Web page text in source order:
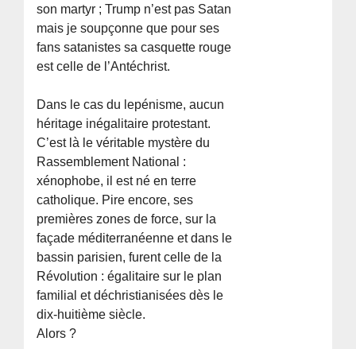
son martyr ; Trump n’est pas Satan
mais je soupçonne que pour ses
fans satanistes sa casquette rouge
est celle de l’Antéchrist.
Dans le cas du lepénisme, aucun
héritage inégalitaire protestant.
C’est là le véritable mystère du
Rassemblement National :
xénophobe, il est né en terre
catholique. Pire encore, ses
premières zones de force, sur la
façade méditerranéenne et dans le
bassin parisien, furent celle de la
Révolution : égalitaire sur le plan
familial et déchristianisées dès le
dix-huitième siècle.
Alors ?